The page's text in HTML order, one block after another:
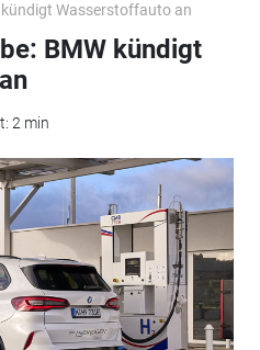
Wasserstoffauto an
BMW kündigt
2 min